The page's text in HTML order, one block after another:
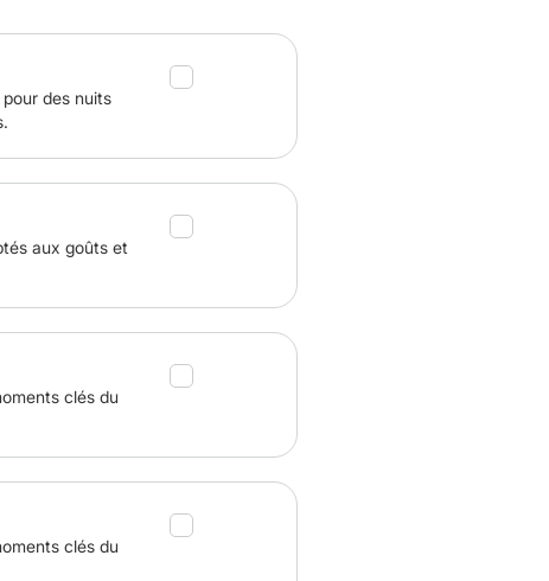
des nuits
aux goûts et
clés du
clés du